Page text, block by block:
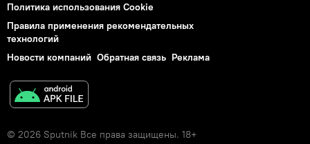
Политика использования Cookie
Правила применения рекомендательных
технологий
Новости компаний Обратная связь Реклама
© 2026 Sputnik Все права защищены. 18+